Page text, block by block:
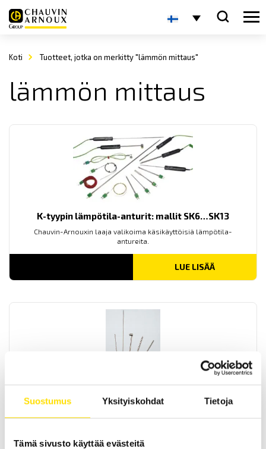
Suostumus Yksityiskohdat Tietoja
Tämä sivusto käyttää evästeitä
Koti Tuotteet, jotka on merkitty "lämmön mittaus"
lämmön mittaus
K-tyypin lämpötila-anturit: mallit SK6…SK13
Chauvin-Arnouxin laaja valikoima käsikäyttöisiä lämpötila-
antureita.
LUE LISÄÄ
Chauvin-Arnouxin laaja valikoima käsikäyttöisiä lämpö-antureita.